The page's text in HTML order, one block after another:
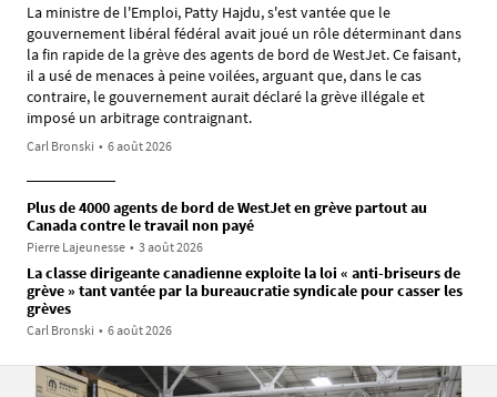
La ministre de l'Emploi, Patty Hajdu, s'est vantée que le
gouvernement libéral fédéral avait joué un rôle déterminant dans
la fin rapide de la grève des agents de bord de WestJet. Ce faisant,
il a usé de menaces à peine voilées, arguant que, dans le cas
contraire, le gouvernement aurait déclaré la grève illégale et
imposé un arbitrage contraignant.
Carl Bronski • 6 août 2026
Plus de 4000 agents de bord de WestJet en grève partout au
Canada contre le travail non payé
Pierre Lajeunesse • 3 août 2026
La classe dirigeante canadienne exploite la loi « anti-briseurs de
grève » tant vantée par la bureaucratie syndicale pour casser les
grèves
Carl Bronski • 6 août 2026